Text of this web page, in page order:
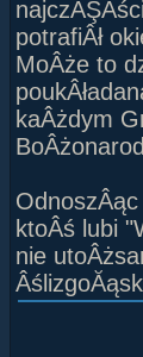
potrafiÂł
MoÂże to
kaÂżdym
ktoÂś lubi
nie